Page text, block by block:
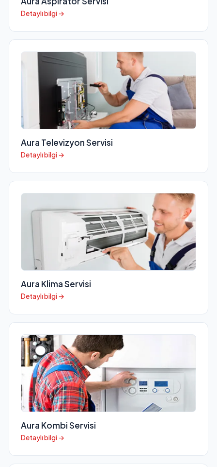
Detaylı bilgi →
Aura Televizyon Servisi
Detaylı bilgi →
Aura Klima Servisi
Detaylı bilgi →
Aura Kombi Servisi
Detaylı bilgi →